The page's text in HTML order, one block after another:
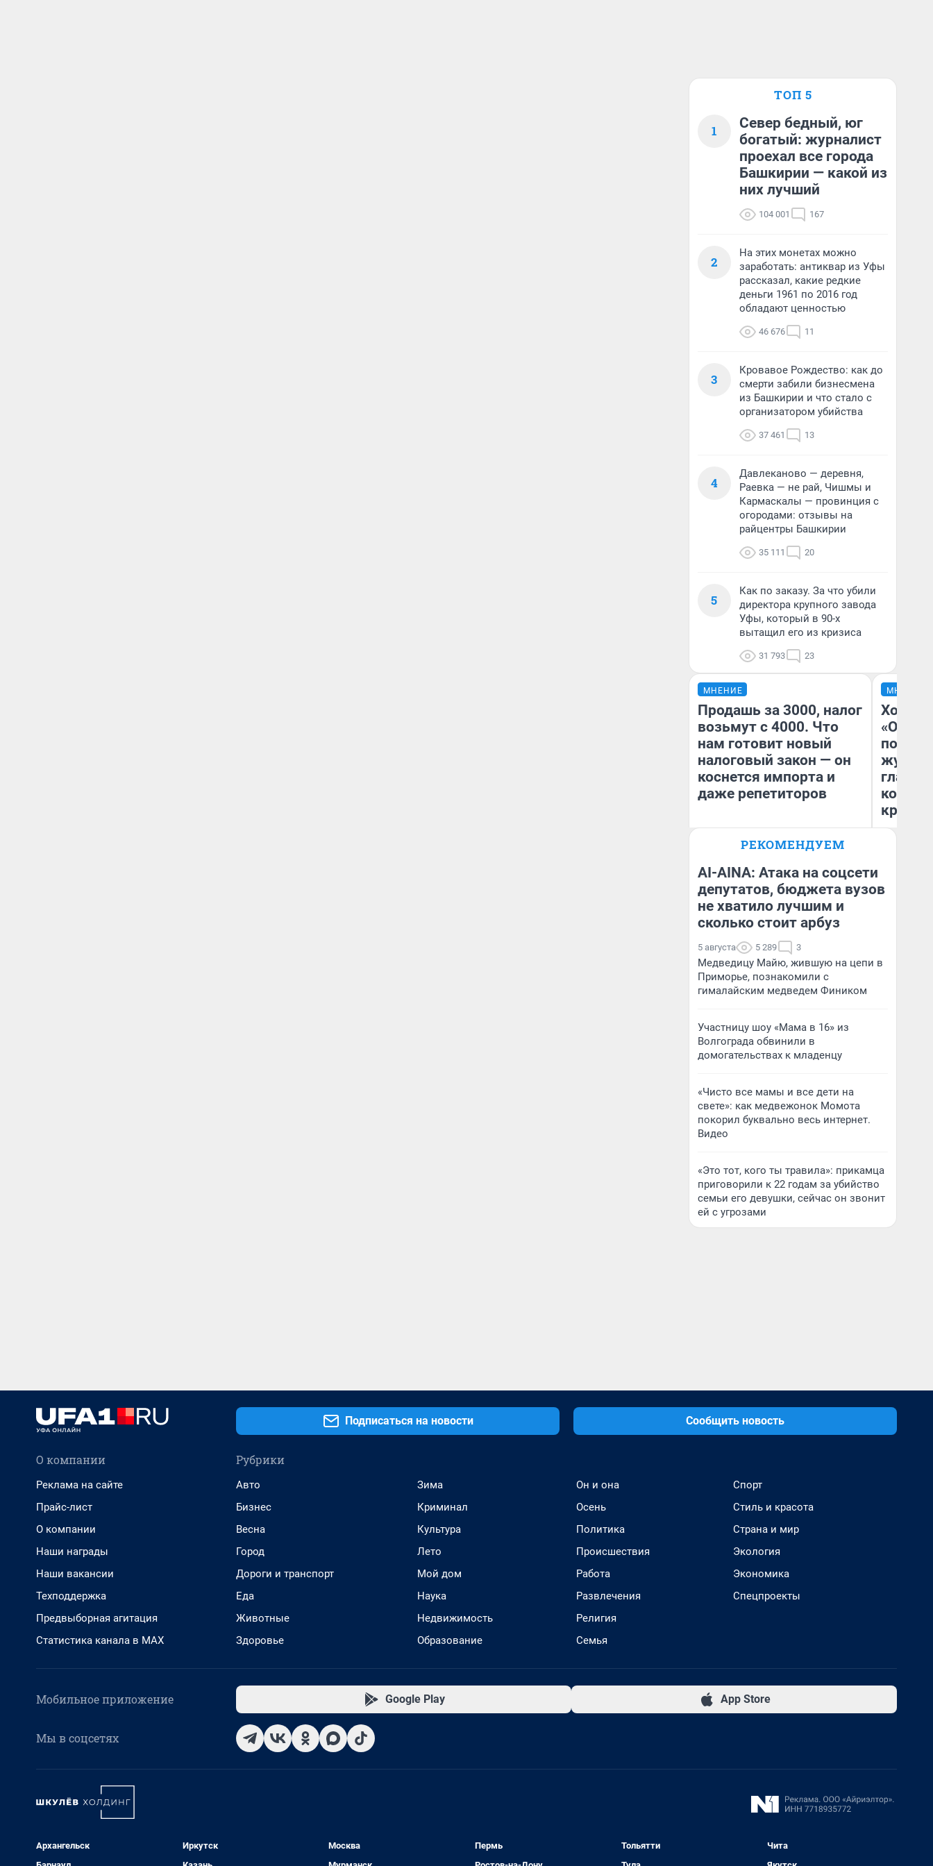
ТОП 5
1
Север бедный, юг
богатый: журналист
проехал все города
Башкирии — какой из
них лучший
104 001 167
2
На этих монетах можно
заработать: антиквар из Уфы
рассказал, какие редкие
деньги 1961 по 2016 год
обладают ценностью
46 676 11
3
Кровавое Рождество: как до
смерти забили бизнесмена
из Башкирии и что стало с
организатором убийства
37 461 13
4
Давлеканово — деревня,
Раевка — не рай, Чишмы и
Кармаскалы — провинция с
огородами: отзывы на
райцентры Башкирии
35 111 20
5
Как по заказу. За что убили
директора крупного завода
Уфы, который в 90-х
вытащил его из кризиса
31 793 23
МНЕНИЕ
Продашь за 3000, налог
возьмут с 4000. Что
нам готовит новый
налоговый закон — он
коснется импорта и
даже репетиторов
Анастасия Завгородняя
МНЕНИЕ
Хоть
РЕКОМЕНДУЕМ
AI-AINA: Атака на соцсети
депутатов, бюджета вузов
не хватило лучшим и
сколько стоит арбуз
5 августа 5 289 3
Медведицу Майю, жившую на цепи в
Приморье, познакомили с
гималайским медведем Фиником
Участницу шоу «Мама в 16» из
Волгограда обвинили в
домогательствах к младенцу
«Чисто все мамы и все дети на
свете»: как медвежонок Момота
покорил буквально весь интернет.
Видео
«Это тот, кого ты травила»: прикамца
приговорили к 22 годам за убийство
семьи его девушки, сейчас он звонит
ей с угрозами
Подписаться на новости Сообщить новость
О компании
Реклама на сайте
Прайс-лист
О компании
Наши награды
Наши вакансии
Техподдержка
Предвыборная агитация
Статистика канала в MAX
Рубрики
Авто
Бизнес
Весна
Город
Дороги и транспорт
Еда
Животные
Здоровье
Зима
Криминал
Культура
Лето
Мой дом
Наука
Недвижимость
Образование
Он и она
Осень
Политика
Происшествия
Работа
Развлечения
Религия
Семья
Спорт
Стиль и красота
Страна и мир
Экология
Экономика
Спецпроекты
Мобильное приложение Google Play App Store
Мы в соцсетях
Архангельск
Иркутск
Москва
Пермь
Тольятти
Чита